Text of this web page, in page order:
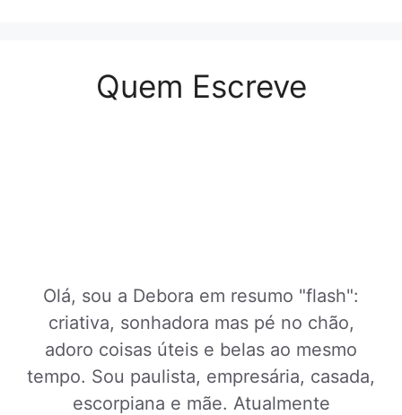
Quem Escreve
Olá, sou a Debora em resumo "flash":
criativa, sonhadora mas pé no chão,
adoro coisas úteis e belas ao mesmo
tempo. Sou paulista, empresária, casada,
escorpiana e mãe. Atualmente